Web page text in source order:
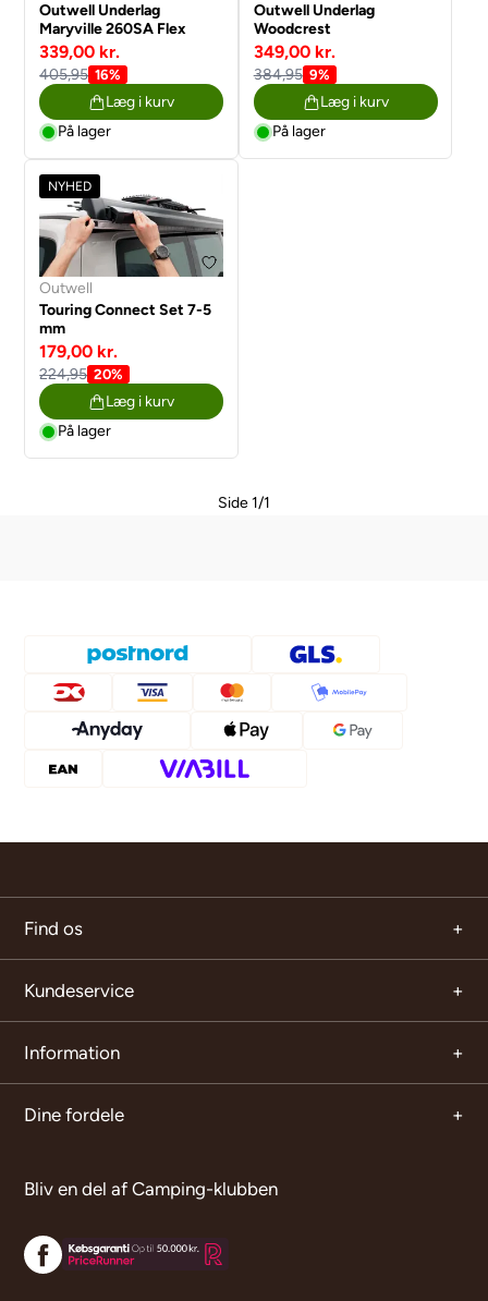
Outwell Underlag
Maryville 260SA Flex
339,00 kr.
405,95 16%
Læg i kurv
På lager
Outwell Underlag
Woodcrest
349,00 kr.
384,95 9%
Læg i kurv
På lager
NYHED
Outwell
Touring Connect Set 7-5
mm
179,00 kr.
224,95 20%
Læg i kurv
På lager
Side 1/1
Find os
Kundeservice
Information
Dine fordele
Bliv en del af Camping-klubben